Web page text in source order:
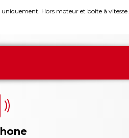
Hors moteur et boîte à vitesse.